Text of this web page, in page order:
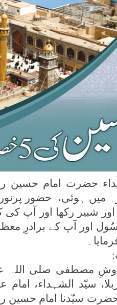
میں ہوئی، حضور
شبیر رکھا اور آپ کی
اور آپ کے برادرِ
مصطفی صلی اللہ
سیّد الشہداء، امام
سیّدنا امام حسین